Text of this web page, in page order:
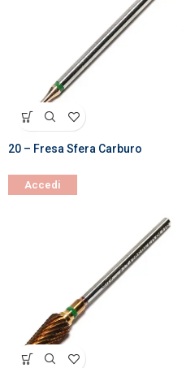
20 – Fresa Sfera Carburo
Accedi